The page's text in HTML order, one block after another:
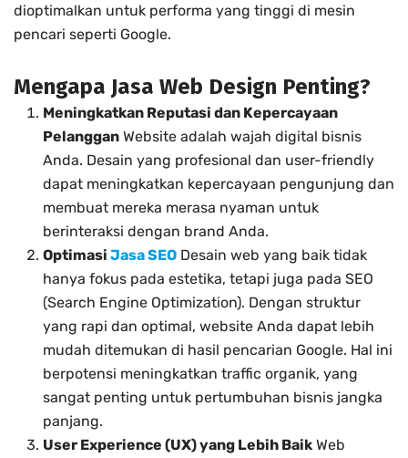
dioptimalkan untuk performa yang tinggi di mesin
pencari seperti Google.
Mengapa Jasa Web Design Penting?
Meningkatkan Reputasi dan Kepercayaan
Pelanggan Website adalah wajah digital bisnis
Anda. Desain yang profesional dan user-friendly
dapat meningkatkan kepercayaan pengunjung dan
membuat mereka merasa nyaman untuk
berinteraksi dengan brand Anda.
Optimasi Jasa SEO Desain web yang baik tidak
hanya fokus pada estetika, tetapi juga pada SEO
(Search Engine Optimization). Dengan struktur
yang rapi dan optimal, website Anda dapat lebih
mudah ditemukan di hasil pencarian Google. Hal ini
berpotensi meningkatkan traffic organik, yang
sangat penting untuk pertumbuhan bisnis jangka
panjang.
User Experience (UX) yang Lebih Baik Web